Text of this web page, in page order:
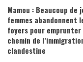
Mamou : Beaucoup de
femmes abandonnent
foyers pour emprunter
chemin de
clandestine